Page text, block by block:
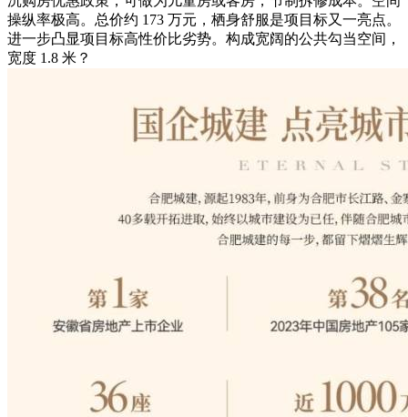
操纵率极高。总价约 173 万元，栖身舒服是项目标又一亮点。
进一步凸显项目标高性价比劣势。构成宽阔的公共勾当空间，
宽度 1.8 米？